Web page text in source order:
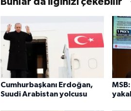
Cumhurbaşkanı Erdoğan,
Suudi Arabistan yolcusu